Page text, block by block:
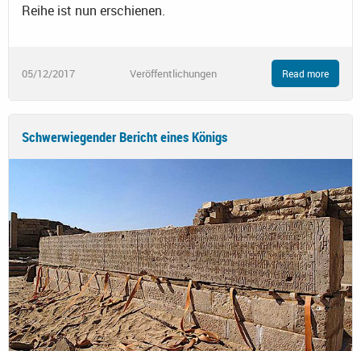
Reihe ist nun erschienen.
05/12/2017 Veröffentlichungen Read more
Schwerwiegender Bericht eines Königs